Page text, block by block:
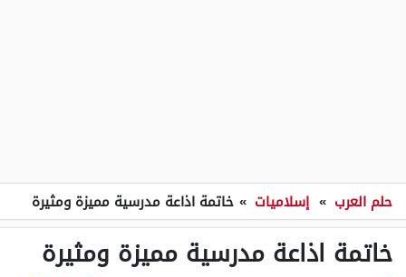
حلم العرب » إسلاميات » خاتمة اذاعة مدرسية مميزة ومثيرة
خاتمة اذاعة مدرسية مميزة ومثيرة